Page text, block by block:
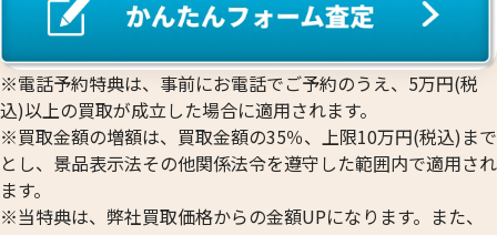
20金(K20)慶長小判 みちのく銀行 西暦
2000年記念
17.8g
参考買取価格
434,700 円
24金(K24)皇太子
14.5g
参考買取価格
431,500円
※電話予約特典は、事前にお電話でご予約のうえ、5万円(税
込)以上の買取が成立した場合に適用されます。
※買取金額の増額は、買取金額の35％、上限10万円(税込)まで
とし、景品表示法その他関係法令を遵守した範囲内で適用され
ます。
※当特典は、弊社買取価格からの金額UPになります。また、